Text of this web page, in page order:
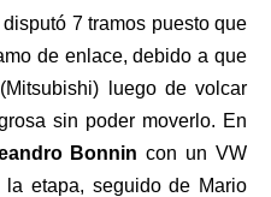
7 tramos puesto que
de enlace, debido a que
luego de volcar
sin poder moverlo. En
Bonnin con un VW
etapa, seguido de Mario